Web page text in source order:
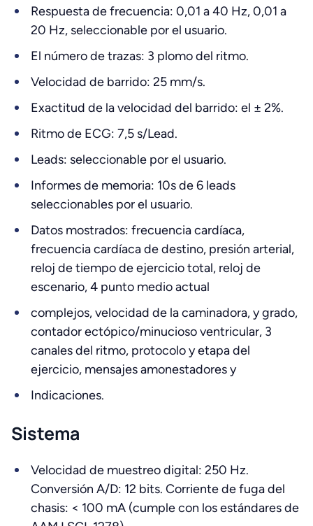
Respuesta de frecuencia: 0,01 a 40 Hz, 0,01 a
20 Hz, seleccionable por el usuario.
El número de trazas: 3 plomo del ritmo.
Velocidad de barrido: 25 mm/s.
Exactitud de la velocidad del barrido: el ± 2%.
Ritmo de ECG: 7,5 s/Lead.
Leads: seleccionable por el usuario.
Informes de memoria: 10s de 6 leads
seleccionables por el usuario.
Datos mostrados: frecuencia cardíaca,
frecuencia cardíaca de destino, presión arterial,
reloj de tiempo de ejercicio total, reloj de
escenario, 4 punto medio actual
complejos, velocidad de la caminadora, y grado,
contador ectópico/minucioso ventricular, 3
canales del ritmo, protocolo y etapa del
ejercicio, mensajes amonestadores y
Indicaciones.
Sistema
Velocidad de muestreo digital: 250 Hz.
Conversión A/D: 12 bits. Corriente de fuga del
chasis: < 100 mA (cumple con los estándares de